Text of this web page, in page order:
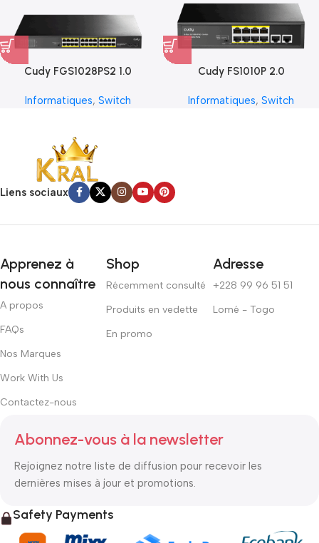
Cudy FGS1028PS2 1.0
Informatiques, Switch
Cudy FS1010P 2.0
Informatiques, Switch
Liens sociaux
Apprenez à
nous connaître
A propos
FAQs
Nos Marques
Work With Us
Contactez-nous
Shop
Récemment consulté
Produits en vedette
En promo
Adresse
+228 99 96 51 51
Lomé - Togo
Abonnez-vous à la newsletter
Rejoignez notre liste de diffusion pour recevoir les
dernières mises à jour et promotions.
Safety Payments